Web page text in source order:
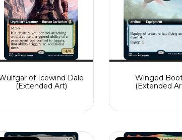
of Icewind Dale
(Extended Art)
Winged
(Extended